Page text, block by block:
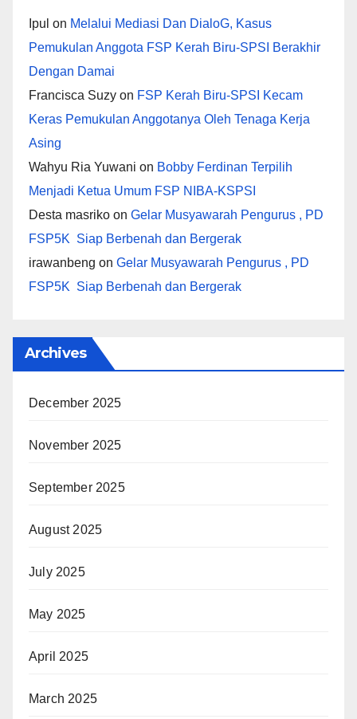
Ipul on Melalui Mediasi Dan DialoG, Kasus
Pemukulan Anggota FSP Kerah Biru-SPSI Berakhir
Dengan Damai
Francisca Suzy on FSP Kerah Biru-SPSI Kecam
Keras Pemukulan Anggotanya Oleh Tenaga Kerja
Asing
Wahyu Ria Yuwani on Bobby Ferdinan Terpilih
Menjadi Ketua Umum FSP NIBA-KSPSI
Desta masriko on Gelar Musyawarah Pengurus , PD
FSP5K Siap Berbenah dan Bergerak
irawanbeng on Gelar Musyawarah Pengurus , PD
FSP5K Siap Berbenah dan Bergerak
Archives
December 2025
November 2025
September 2025
August 2025
July 2025
May 2025
April 2025
March 2025